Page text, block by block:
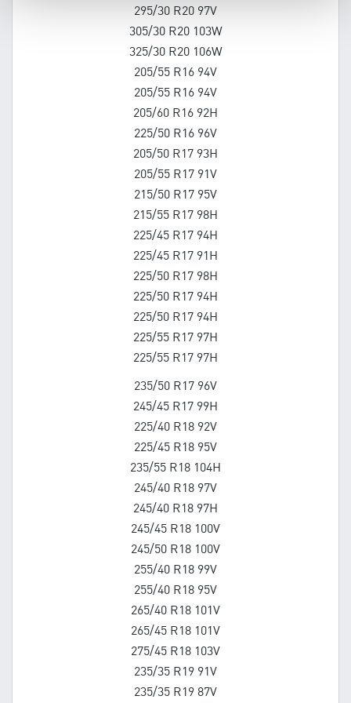
295/30 R20 97V
305/30 R20 103W
325/30 R20 106W
205/55 R16 94V
205/55 R16 94V
205/60 R16 92H
225/50 R16 96V
205/50 R17 93H
205/55 R17 91V
215/50 R17 95V
215/55 R17 98H
225/45 R17 94H
225/45 R17 91H
225/50 R17 98H
225/50 R17 94H
225/50 R17 94H
225/55 R17 97H
225/55 R17 97H
235/50 R17 96V
245/45 R17 99H
225/40 R18 92V
225/45 R18 95V
235/55 R18 104H
245/40 R18 97V
245/40 R18 97H
245/45 R18 100V
245/50 R18 100V
255/40 R18 99V
255/40 R18 95V
265/40 R18 101V
265/45 R18 101V
275/45 R18 103V
235/35 R19 91V
235/35 R19 87V